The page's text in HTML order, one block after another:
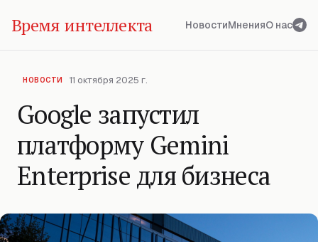
Время интеллекта НовостиМненияО нас
НОВОСТИ 11 октября 2025 г.
Google запустил
платформу Gemini
Enterprise для бизнеса